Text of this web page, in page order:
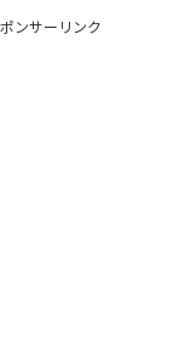
ンサーリンク